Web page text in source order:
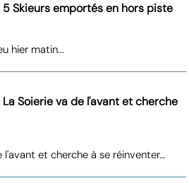
| 5 Skieurs emportés en hors piste
hier matin...
| La Soierie va de l'avant et cherche
l'avant et cherche à se réinventer…